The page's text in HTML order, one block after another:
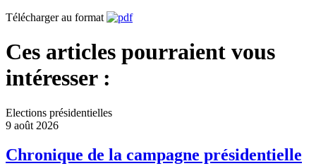
Télécharger au format
Ces articles pourraient vous
intéresser :
Elections présidentielles
9 août 2026
Chronique de la campagne présidentielle